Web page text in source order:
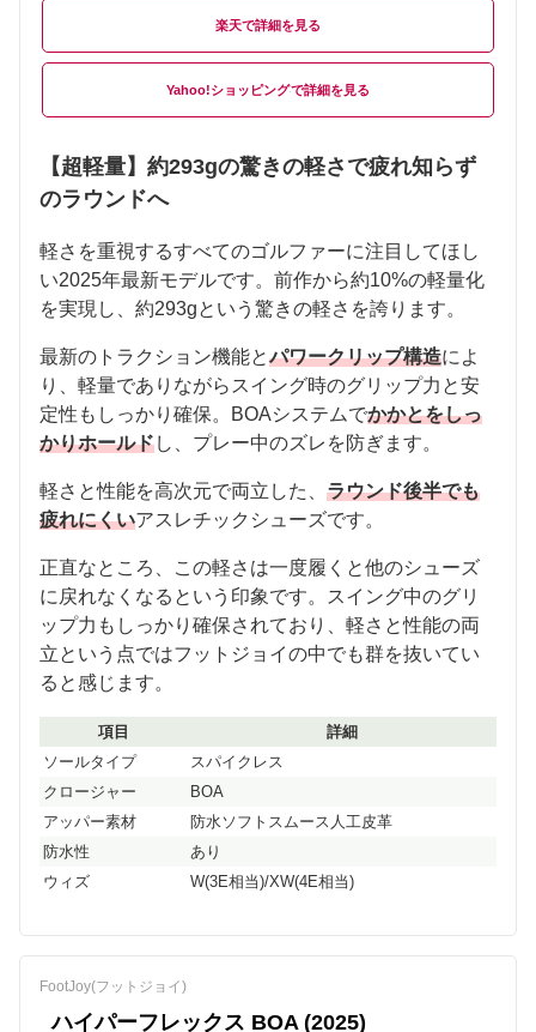
楽天
Yahoo!ショッピング
【超軽量】約293gの驚きの軽さで疲れ知らず
のラウンドへ
軽さを重視するすべてのゴルファーに注目してほし
い2025年最新モデルです。前作から約10%の軽量化
を実現し、約293gという驚きの軽さを誇ります。
最新のトラクション機能とパワークリップ構造によ
り、軽量でありながらスイング時のグリップ力と安
定性もしっかり確保。BOAシステムでかかとをしっ
かりホールドし、プレー中のズレを防ぎます。
軽さと性能を高次元で両立した、 ラウンド後半でも
疲れにくいアスレチックシューズです。
正直なところ、この軽さは一度履くと他のシューズ
に戻れなくなるという印象です。スイング中のグリ
ップ力もしっかり確保されており、軽さと性能の両
立という点ではフットジョイの中でも群を抜いてい
ると感じます。
項目
詳細
ソールタイプ
スパイクレス
クロージャー
BOA
アッパー素材
防水ソフトスムース人工皮革
防水性
あり
ウィズ
W(3E相当)/XW(4E相当)
FootJoy(フットジョイ)
ハイパーフレックス BOA (2025)